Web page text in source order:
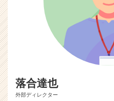
落合達也
外部ディレクター